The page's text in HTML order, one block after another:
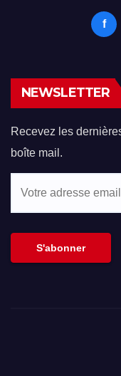
f
NEWSLETTER
Recevez les
boîte mail.
S'abonner